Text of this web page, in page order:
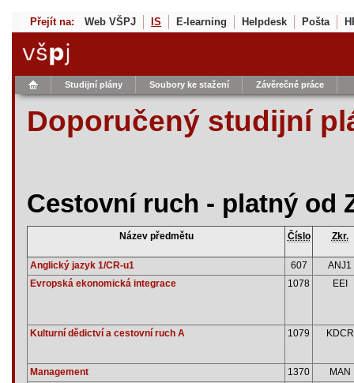
Přejít na: Web VŠPJ IS E-learning Helpdesk Pošta
Studijní plány Soubory ke stažení Závěrečné práce
Doporučený studijní
Cestovní ruch - platný od
Název předmětu Číslo Zkr.
Anglický jazyk 1/CR-u1 607
ANJ1
Evropská ekonomická integrace
1078 EEI
Kulturní dědictví a cestovní ruch A 1079 KDCR
Management 1370
MAN